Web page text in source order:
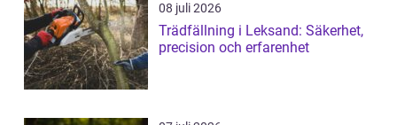
08 juli 2026
Trädfällning i Leksand: Säkerhet,
precision och erfarenhet